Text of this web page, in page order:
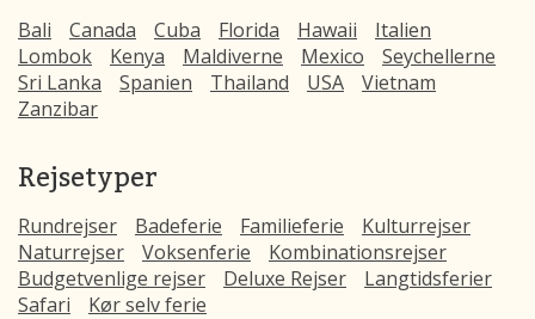
Bali Canada Cuba Florida Hawaii
Italien
Lombok
Kenya Maldiverne Mexico
Seychellerne
Sri Lanka
Spanien Thailand USA
Vietnam
Zanzibar
Rejsetyper
Rundrejser Badeferie Familieferie
Kulturrejser
Naturrejser
Voksenferie
Kombinationsrejser
Budgetvenlige rejser
Deluxe Rejser
Langtidsferier
Safari
Kør selv ferie